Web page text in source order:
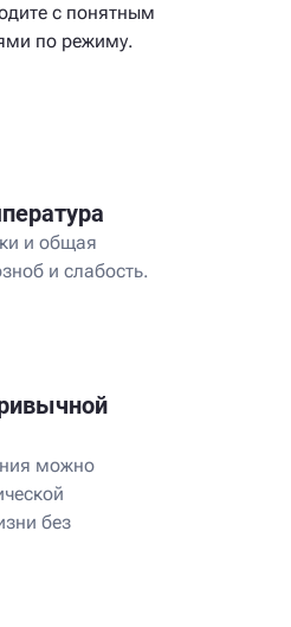
с понятным
по режиму.
и общая
и слабость.
можно
без